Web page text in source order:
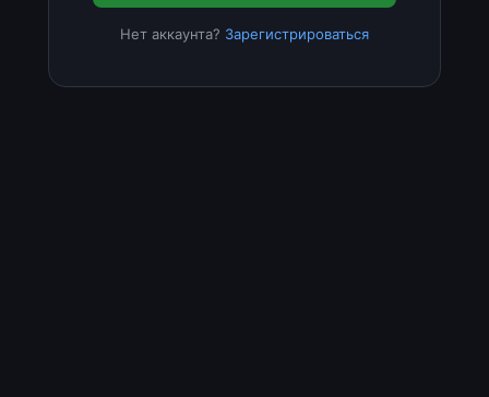
Нет аккаунта? Зарегистрироваться